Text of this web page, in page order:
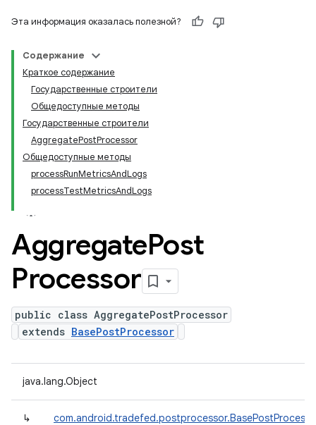
Эта информация оказалась полезной?
Содержание
Краткое содержание
Государственные строители
Общедоступные методы
Государственные строители
AggregatePostProcessor
Общедоступные методы
processRunMetricsAndLogs
processTestMetricsAndLogs
AggregatePost
Processor
public class AggregatePostProcessor
extends BasePostProcessor
java.lang.Object
↳